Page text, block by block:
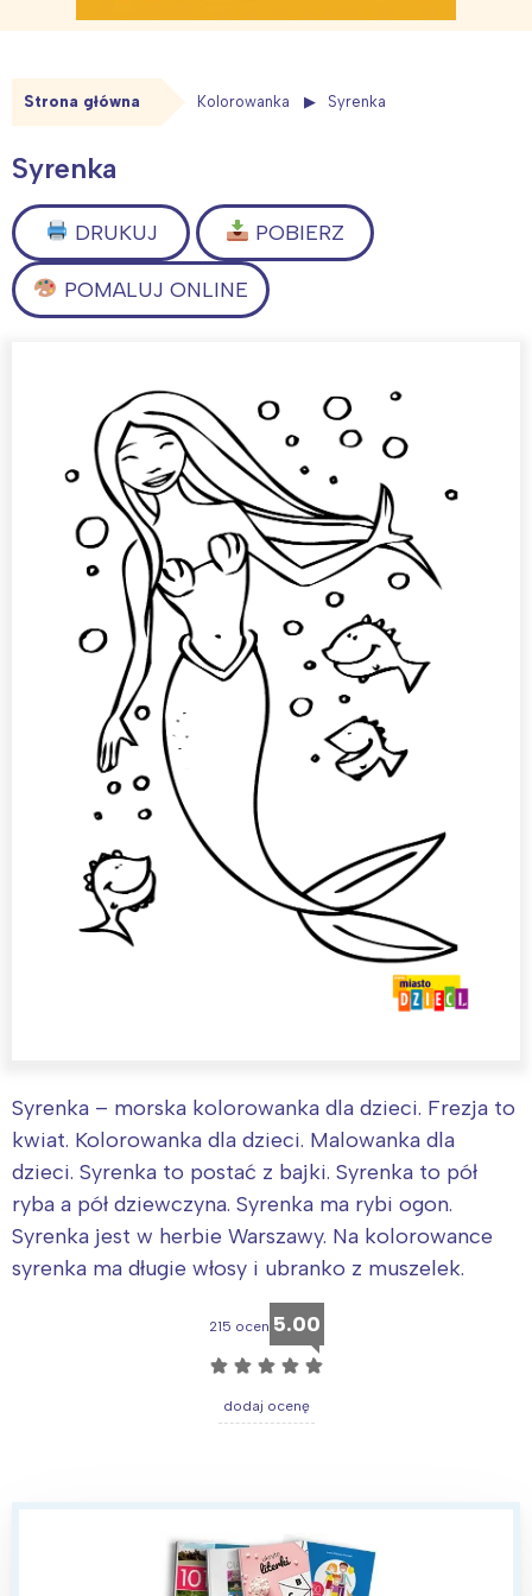
Strona główna Kolorowanka Syrenka
Syrenka
DRUKUJ POBIERZ
POMALUJ ONLINE
Syrenka – morska kolorowanka dla dzieci. Frezja to
kwiat. Kolorowanka dla dzieci. Malowanka dla
dzieci. Syrenka to postać z bajki. Syrenka to pół
ryba a pół dziewczyna. Syrenka ma rybi ogon.
Syrenka jest w herbie Warszawy. Na kolorowance
syrenka ma długie włosy i ubranko z muszelek.
215 ocen 5.00
☆ ☆ ☆ ☆ ☆
dodaj ocenę